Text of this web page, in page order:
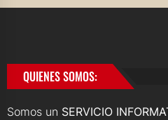
QUIENES SOMOS:
Somos un SERVICIO